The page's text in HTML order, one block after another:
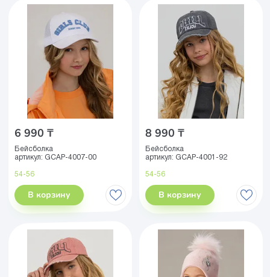
6 990 ₸
Бейсболка
артикул: GCAP-4007-00
54-56
В корзину
8 990 ₸
Бейсболка
артикул: GCAP-4001-92
54-56
В корзину